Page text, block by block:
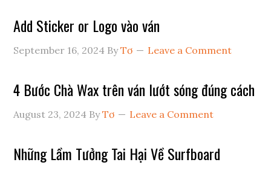
Add Sticker or Logo vào ván
September 16, 2024 ByTơ Leave a Comment
4 Bước Chà Wax trên ván lướt sóng đúng cách
August 23, 2024 ByTơ Leave a Comment
Những Lầm Tưởng Tai Hại Về Surfboard